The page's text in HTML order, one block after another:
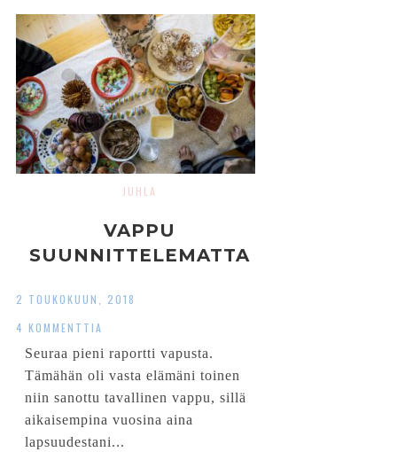
JUHLA
VAPPU
SUUNNITTELEMATTA
2 TOUKOKUUN, 2018
4 KOMMENTTIA
Seuraa pieni raportti vapusta.
Tämähän oli vasta elämäni toinen
niin sanottu tavallinen vappu, sillä
aikaisempina vuosina aina
lapsuudestani...